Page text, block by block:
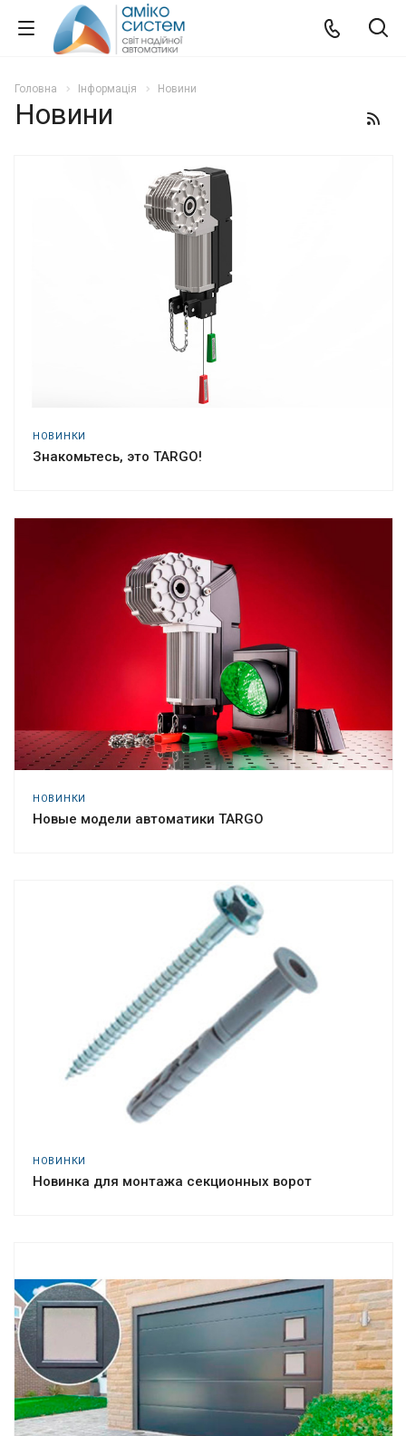
Головна Інформація Новини
Новини
НОВИНКИ
Знакомьтесь, это TARGO!
НОВИНКИ
Новые модели автоматики TARGO
НОВИНКИ
Новинка для монтажа секционных ворот